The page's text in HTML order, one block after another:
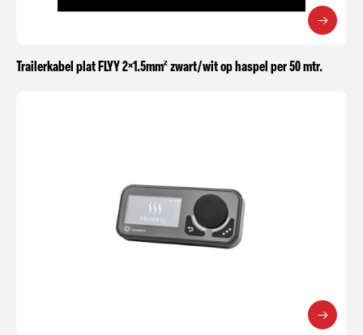
Trailerkabel plat FLYY 2×1.5mm² zwart/wit op haspel per 50 mtr.